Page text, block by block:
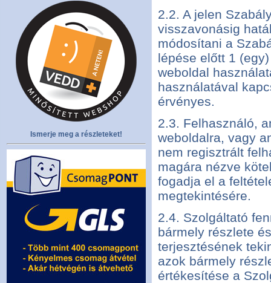
2.2. A jelen
visszavonásig
módosítani a
lépése előtt 1
weboldal
használatával
érvényes.
2.3. Felhasználó,
weboldalra, vagy
nem regisztrált
magára nézve
fogadja el a
megtekintésére.
2.4. Szolgáltató
bármely részlete
terjesztésének
azok bármely
értékesítése a
Ismerje meg a részleteket!